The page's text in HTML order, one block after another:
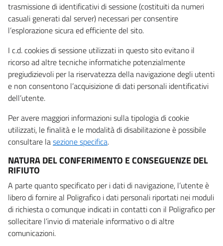
trasmissione di identificativi di sessione (costituiti da numeri
casuali generati dal server) necessari per consentire
l’esplorazione sicura ed efficiente del sito.
I c.d. cookies di sessione utilizzati in questo sito evitano il
ricorso ad altre tecniche informatiche potenzialmente
pregiudizievoli per la riservatezza della navigazione degli utenti
e non consentono l’acquisizione di dati personali identificativi
dell’utente.
Per avere maggiori informazioni sulla tipologia di cookie
utilizzati, le finalità e le modalità di disabilitazione è possibile
consultare lasezione specifica.
NATURA DEL CONFERIMENTO E CONSEGUENZE DEL
RIFIUTO
A parte quanto specificato per i dati di navigazione, l’utente è
libero di fornire al Poligrafico i dati personali riportati nei moduli
di richiesta o comunque indicati in contatti con il Poligrafico per
sollecitare l’invio di materiale informativo o di altre
comunicazioni.